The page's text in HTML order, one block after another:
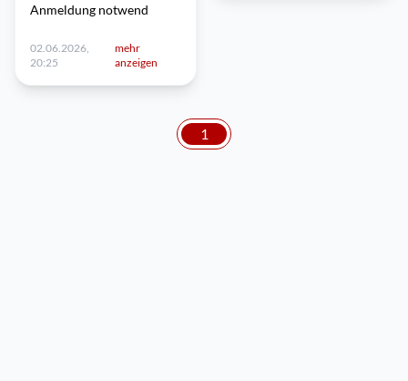
Anmeldung notwend
02.06.2026,
20:25
mehr
anzeigen
1